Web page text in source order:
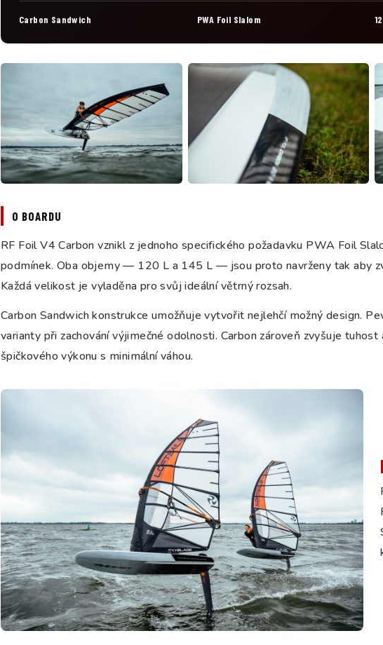
Carbon Sandwich PWA Foil Slalom
O BOARDU
RF Foil V4 Carbon vznikl z jednoho specifického požadavku PWA Foil
podmínek. Oba objemy — 120 L a 145 L — jsou proto navrženy tak aby
Každá velikost je vyladěna pro svůj ideální větrný rozsah.
Carbon Sandwich konstrukce umožňuje vytvořit nejlehčí možný design.
varianty při zachování výjimečné odolnosti. Carbon zároveň zvyšuje
špičkového výkonu s minimální váhou.